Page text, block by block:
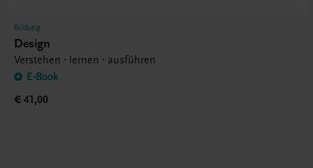
Bildung
Design
Verstehen - lernen - ausführen
E-Book
€ 41,00